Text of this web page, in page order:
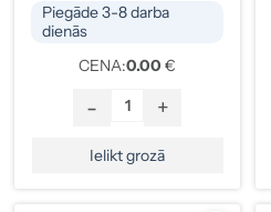
Piegāde 3-8 darba
dienās
CENA:0.00 €
- +
Ielikt grozā